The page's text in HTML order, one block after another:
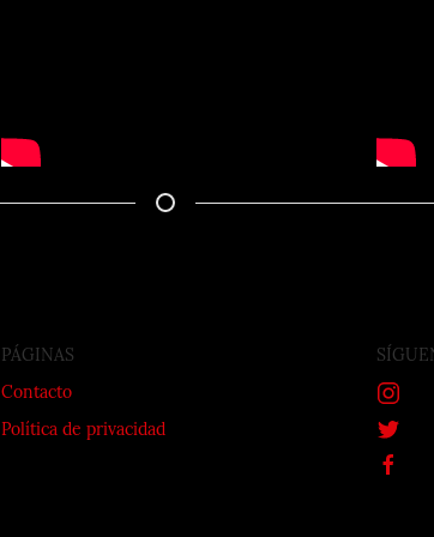
PÁGINAS
Contacto
Política de privacidad